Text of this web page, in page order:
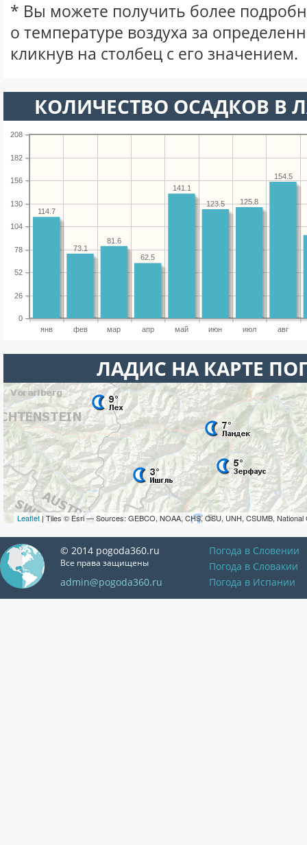
* Вы можете получить более
о температуре воздуха за
кликнув на столбец с его значением.
КОЛИЧЕСТВО ОСАДКОВ В
янв фев мар апр май июн июл авг
0
26
52
78
104
130
156
182
208
154.5
125.8
123.5
141.1
62.5
81.6
73.1
114.7
ЛАДИС НА КАРТЕ
Leaflet | Tiles © Esri — Sources: GEBCO, NOAA, CHS, OSU, UNH, CSUMB, National
© 2014 pogoda360.ru
Все права защищены
admin@pogoda360.ru
Погода в Словении
Погода в Словакии
Погода в Испании